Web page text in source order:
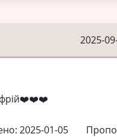
2025-
2025-01-05